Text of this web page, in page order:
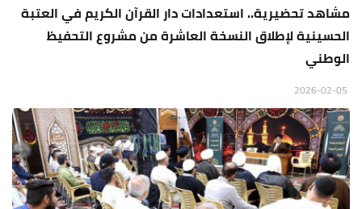
مشاهد تحضيرية.. استعدادات دار القرآن الكريم في العتبة
الحسينية لإطلاق النسخة العاشرة من مشروع التحفيظ
الوطني